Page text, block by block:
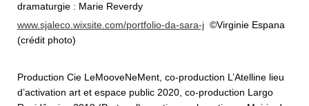
dramaturgie : Marie Reverdy
www.sjaleco.wixsite.com/portfolio-da-sara-j ©Virginie Espana
(crédit photo)
Production Cie LeMooveNeMent, co-production L’Atelline lieu
d’activation art et espace public 2020, co-production Largo